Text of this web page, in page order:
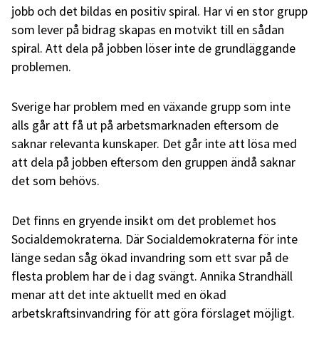
jobb och det bildas en positiv spiral. Har vi en stor grupp
som lever på bidrag skapas en motvikt till en sådan
spiral. Att dela på jobben löser inte de grundläggande
problemen.
Sverige har problem med en växande grupp som inte
alls går att få ut på arbetsmarknaden eftersom de
saknar relevanta kunskaper. Det går inte att lösa med
att dela på jobben eftersom den gruppen ändå saknar
det som behövs.
Det finns en gryende insikt om det problemet hos
Socialdemokraterna. Där Socialdemokraterna för inte
länge sedan såg ökad invandring som ett svar på de
flesta problem har de i dag svängt. Annika Strandhäll
menar att det inte aktuellt med en ökad
arbetskraftsinvandring för att göra förslaget möjligt.